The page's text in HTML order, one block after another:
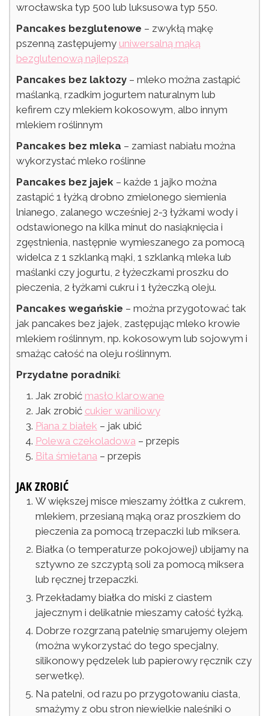
wrocławska typ 500 lub luksusowa typ 550.
Pancakes bezglutenowe – zwykłą mąkę
pszenną zastępujemy uniwersalną mąką
bezglutenową najlepszą
Pancakes bez laktozy– mleko można zastąpić
maślanką, rzadkim jogurtem naturalnym lub
kefirem czy mlekiem kokosowym, albo innym
mlekiem roślinnym
Pancakes bez mleka – zamiast nabiału można
wykorzystać mleko roślinne
Pancakes bez jajek – każde 1 jajko można
zastąpić 1 łyżką drobno zmielonego siemienia
lnianego, zalanego wcześniej 2-3 łyżkami wody i
odstawionego na kilka minut do nasiąknięcia i
zgęstnienia, następnie wymieszanego za pomocą
widelca z 1 szklanką mąki, 1 szklanką mleka lub
maślanki czy jogurtu, 2 łyżeczkami proszku do
pieczenia, 2 łyżkami cukru i 1 łyżeczką oleju.
Pancakes wegańskie – można przygotować tak
jak pancakes bez jajek, zastępując mleko krowie
mlekiem roślinnym, np. kokosowym lub sojowym i
smażąc całość na oleju roślinnym.
Przydatne poradniki:
Jak zrobić masło klarowane
Jak zrobić cukier waniliowy
Piana z białek – jak ubić
Polewa czekoladowa – przepis
Bita śmietana – przepis
JAK ZROBIĆ
W większej misce mieszamy żółtka z cukrem,
mlekiem, przesianą mąką oraz proszkiem do
pieczenia za pomocą trzepaczki lub miksera.
Białka (o temperaturze pokojowej) ubijamy na
sztywno ze szczyptą soli za pomocą miksera
lub ręcznej trzepaczki.
Przekładamy białka do miski z ciastem
jajecznym i delikatnie mieszamy całość łyżką.
Dobrze rozgrzaną patelnię smarujemy olejem
(można wykorzystać do tego specjalny,
silikonowy pędzelek lub papierowy ręcznik czy
serwetkę).
Na patelni, od razu po przygotowaniu ciasta,
smażymy z obu stron niewielkie naleśniki o